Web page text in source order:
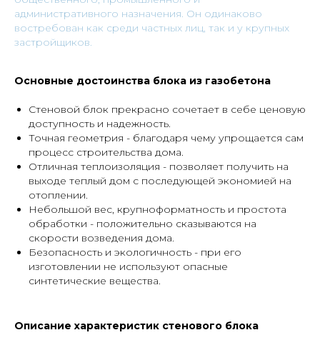
административного назначения. Он одинаково
востребован как среди частных лиц, так и у крупных
застройщиков.
Основные достоинства блока из газобетона
Стеновой блок прекрасно сочетает в себе ценовую
доступность и надежность.
Точная геометрия - благодаря чему упрощается сам
процесс строительства дома.
Отличная теплоизоляция - позволяет получить на
выходе теплый дом с последующей экономией на
отоплении.
Небольшой вес, крупноформатность и простота
обработки - положительно сказываются на
скорости возведения дома.
Безопасность и экологичность - при его
изготовлении не используют опасные
синтетические вещества.
Описание характеристик стенового блока